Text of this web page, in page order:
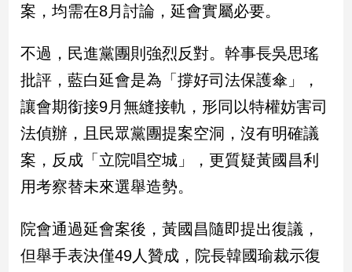
觀
兩
岸/
國
際
會/
地
方
新
冠
病
案，均需在8月討論，延會實屬必要。
不過，民進黨團則強烈反對。幹事長吳思瑤
批評，藍白延會是為「撐好司法保護傘」，
讓會期銜接9月無縫接軌，形同以特權妨害司
法偵辦，且民眾黨團提案空洞，沒有明確議
案，反成「立院唱空城」，更質疑黃國昌利
用考察替未來選舉造勢。
院會通過延會案後，黃國昌隨即提出復議，
但舉手表決僅49人贊成，院長韓國瑜裁示復